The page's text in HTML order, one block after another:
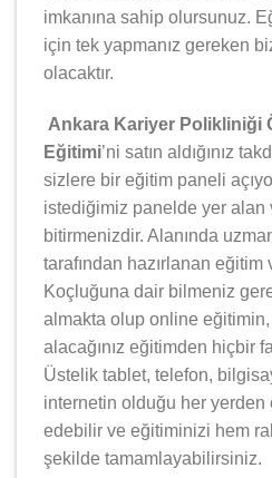
imkanına sahip olursunuz.
için tek yapmanız gereken
olacaktır.
Ankara Kariyer Polikliniği
Eğitimi’ni satın aldığınız
sizlere bir eğitim paneli
istediğimiz panelde yer alan
bitirmenizdir. Alanında
tarafından hazırlanan eğitim
Koçluğuna dair bilmeniz
almakta olup online
alacağınız eğitimden hiçbir
Üstelik tablet, telefon,
internetin olduğu her yerden
edebilir ve eğitiminizi hem
şekilde tamamlayabilirsiniz.